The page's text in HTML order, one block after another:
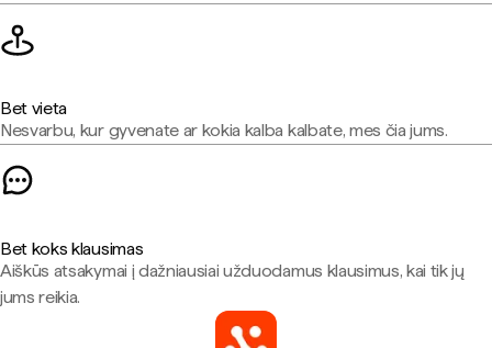
Bet vieta
Nesvarbu, kur gyvenate ar kokia kalba kalbate, mes čia jums.
Bet koks klausimas
Aiškūs atsakymai į dažniausiai užduodamus klausimus, kai tik jų
jums reikia.